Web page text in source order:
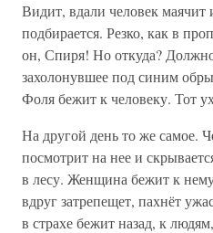
Видит, вдали человек
подбирается. Резко, как в
он, Спиря! Но откуда?
захолонувшее под синим
Фоля бежит к человеку. Тот
На другой день то же самое.
посмотрит на нее и
в лесу. Женщина бежит к
вдруг затрепещет, пахнёт
в страхе бежит назад, к